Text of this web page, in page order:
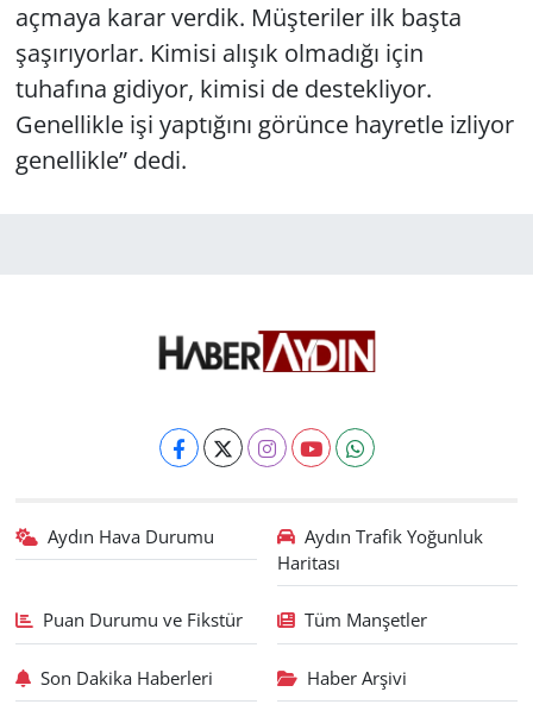
açmaya karar verdik. Müşteriler ilk başta
şaşırıyorlar. Kimisi alışık olmadığı için
tuhafına gidiyor, kimisi de destekliyor.
Genellikle işi yaptığını görünce hayretle izliyor
genellikle” dedi.
Aydın Hava Durumu
Aydın Trafik Yoğunluk
Haritası
Puan Durumu ve Fikstür Tüm Manşetler
Son Dakika Haberleri Haber Arşivi